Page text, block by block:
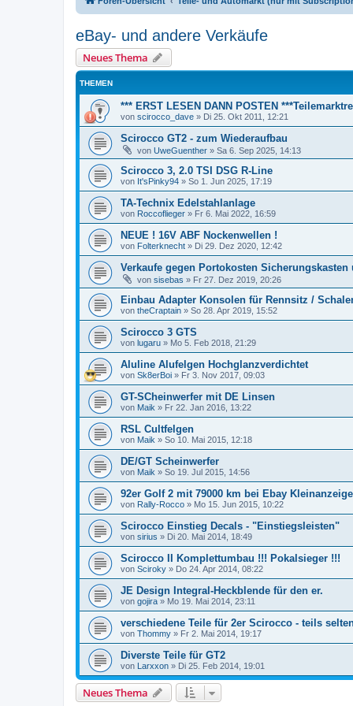
eBay- und andere Verkäufe
Neues Thema
THEMEN
*** ERST LESEN DANN POSTEN
von scirocco_dave » Di 25. Okt 2011, 12:21
Scirocco GT2 - zum Wiederaufbau
von UweGuenther » Sa 6. Sep 2025, 14:13
Scirocco 3, 2.0 TSI DSG R-Line
von It'sPinky94 » So 1. Jun 2025, 17:19
TA-Technix Edelstahlanlage
von Roccoflieger » Fr 6. Mai 2022, 16:59
NEUE ! 16V ABF Nockenwellen !
von Folterknecht » Di 29. Dez 2020, 12:42
Verkaufe gegen Portokosten Sicherungskasten
von sisebas » Fr 27. Dez 2019, 20:26
Einbau Adapter Konsolen für Rennsitz /
von theCraptain » So 28. Apr 2019, 15:52
Scirocco 3 GTS
von lugaru » Mo 5. Feb 2018, 21:29
Aluline Alufelgen Hochglanzverdichtet
von Sk8erBoi » Fr 3. Nov 2017, 09:03
GT-SCheinwerfer mit DE Linsen
von Maik » Fr 22. Jan 2016, 13:22
RSL Cultfelgen
von Maik » So 10. Mai 2015, 12:18
DE/GT Scheinwerfer
von Maik » So 19. Jul 2015, 14:56
92er Golf 2 mit 79000 km bei Ebay
von Rally-Rocco » Mo 15. Jun 2015, 10:22
Scirocco Einstieg Decals - "Einstiegsleisten"
von sirius » Di 20. Mai 2014, 18:49
Scirocco II Komplettumbau !!! Pokalsieger !!!
von Sciroky » Do 24. Apr 2014, 08:22
JE Design Integral-Heckblende für den er.
von gojira » Mo 19. Mai 2014, 23:11
verschiedene Teile für 2er Scirocco - teils
von Thommy » Fr 2. Mai 2014, 19:17
Diverste Teile für GT2
von Larxxon » Di 25. Feb 2014, 19:01
Neues Thema